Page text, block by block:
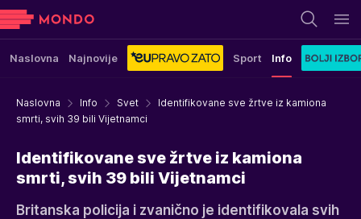
Naslovna Najnovije Sport Info
Naslovna Info Svet
Identifikovane sve žrtve iz kamiona
smrti, svih 39 bili Vijetnamci
Identifikovane sve žrtve iz kamiona
smrti, svih 39 bili Vijetnamci
Britanska policija i zvanično je identifikovala svih